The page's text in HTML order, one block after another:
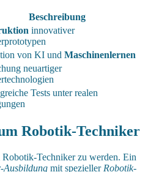
Beschreibung
innovativer
von KI und Maschinenlernen
neuartiger
Tests unter realen
Robotik-Techniker
Robotik-Techniker zu werden. Ein
Ausbildung mit spezieller Robotik-